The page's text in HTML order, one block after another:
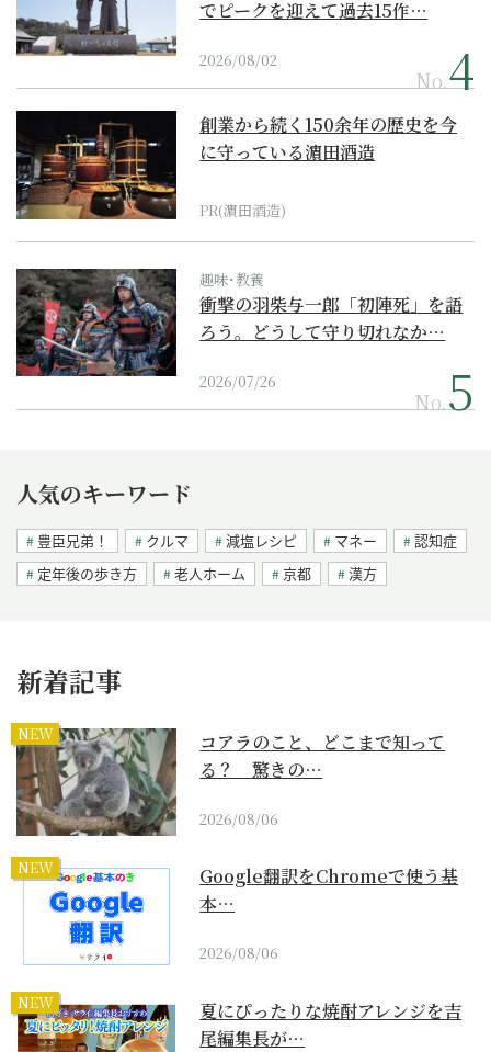
でピークを迎えて過去15作…
2026/08/02
No.
創業から続く150余年の歴史を今
に守っている濵田酒造
PR(濵田酒造)
趣味･教養
衝撃の羽柴与一郎「初陣死」を語
ろう。どうして守り切れなか…
2026/07/26
No.
人気のキーワード
豊臣兄弟！ クルマ 減塩レシピ マネー
認知症
定年後の歩き方
老人ホーム 京都 漢方
新着記事
NEW
コアラのこと、どこまで知って
る？ 驚きの…
2026/08/06
NEW
Google翻訳をChromeで使う基
本…
2026/08/06
NEW
夏にぴったりな焼酎アレンジを吉
尾編集長が…